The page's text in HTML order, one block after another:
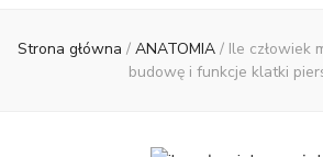
Strona główna / ANATOMIA / Ile człowiek
budowę i funkcje klatki